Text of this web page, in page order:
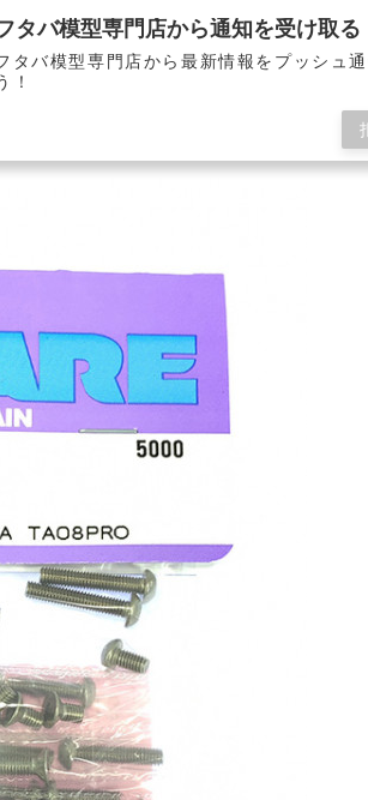
STORE INFORMATION
店舗のご案内
MAIL ORDER
通信販売
タバ模型専門店から通知を受け取る
タバ模型専門店から最新情報をプッシュ
！